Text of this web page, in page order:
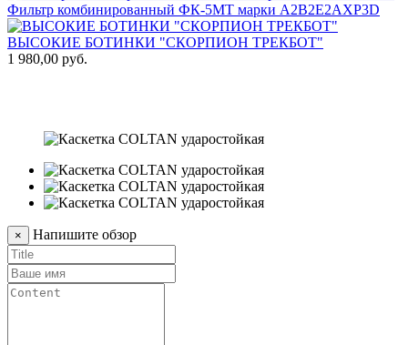
Фильтр комбинированный ФК-5МТ марки А2В2Е2АХР3D
ВЫСОКИЕ БОТИНКИ "СКОРПИОН ТРЕКБОТ"
1 980,00 руб.
× Напишите обзор